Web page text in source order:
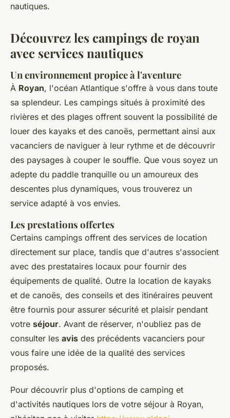
nautiques.
Découvrez les campings de royan
avec services nautiques
Un environnement propice à l'aventure
À Royan, l'océan Atlantique s'offre à vous dans toute
sa splendeur. Les campings situés à proximité des
rivières et des plages offrent souvent la possibilité de
louer des kayaks et des canoës, permettant ainsi aux
vacanciers de naviguer à leur rythme et de découvrir
des paysages à couper le souffle. Que vous soyez un
adepte du paddle tranquille ou un amoureux des
descentes plus dynamiques, vous trouverez un
service adapté à vos envies.
Les prestations offertes
Certains campings offrent des services de location
directement sur place, tandis que d'autres s'associent
avec des prestataires locaux pour fournir des
équipements de qualité. Outre la location de kayaks
et de canoës, des conseils et des itinéraires peuvent
être fournis pour assurer sécurité et plaisir pendant
votre séjour. Avant de réserver, n'oubliez pas de
consulter les avis des précédents vacanciers pour
vous faire une idée de la qualité des services
proposés.
Pour découvrir plus d'options de camping et
d'activités nautiques lors de votre séjour à Royan,